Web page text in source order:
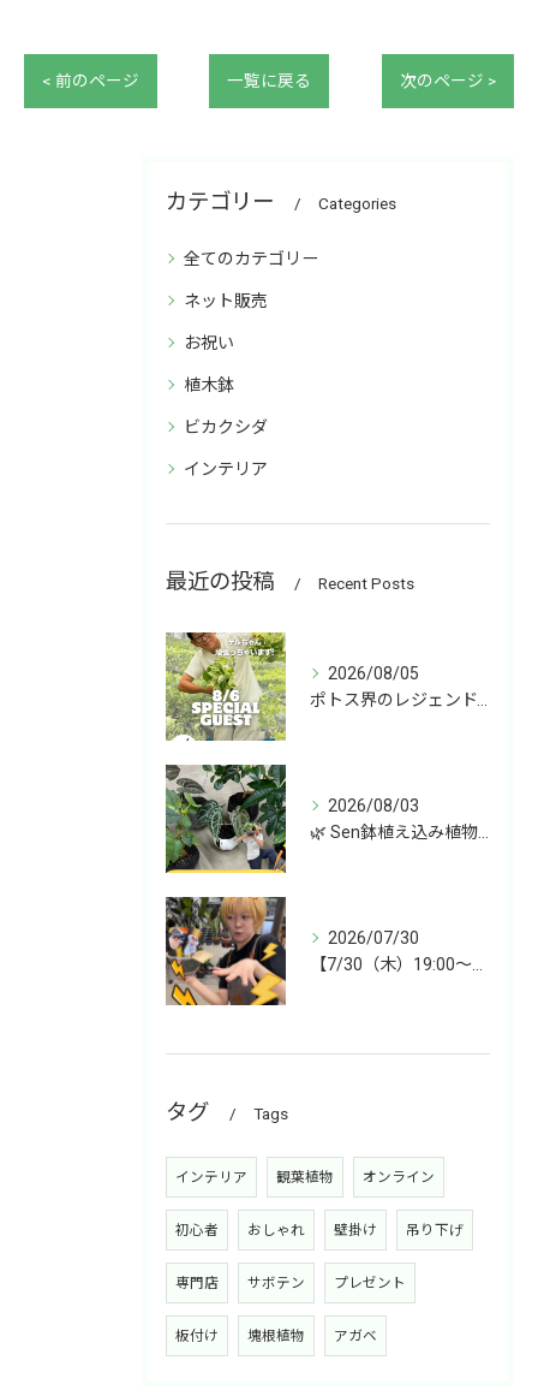
< 前のページ 一覧に戻る 次のページ >
カテゴリー Categories
全てのカテゴリー
ネット販売
お祝い
植木鉢
ビカクシダ
インテリア
最近の投稿 Recent Posts
2026/08/05
ポトス界のレジェンド、COME BACK!!!
2026/08/03
🌿 Sen鉢植え込み植物 オンラインショップデビュー！ 🌿
2026/07/30
【7/30（木）19:00〜】今週は雑貨&植物ライブ！
タグ Tags
インテリア 観葉植物 オンライン
初心者 おしゃれ 壁掛け 吊り下げ
専門店 サボテン プレゼント
板付け 塊根植物 アガベ